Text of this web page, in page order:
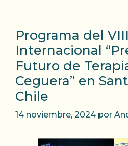
Programa del
Internacional
Futuro de
Ceguera” en
Chile
14 noviembre, 2024 por